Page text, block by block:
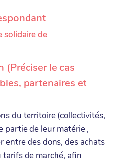
solidaire de
(Préciser le cas
partenaires et
du territoire (collectivités,
partie de leur matériel,
entre des dons, des achats
tarifs de marché, afin